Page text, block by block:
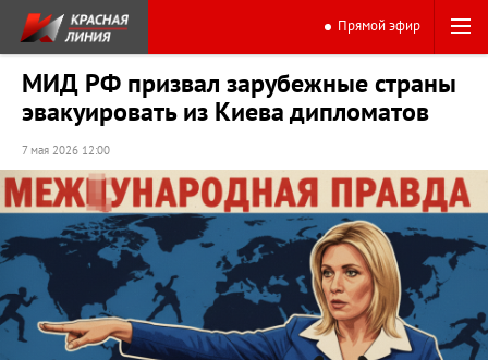
Прямой эфир
МИД РФ призвал зарубежные страны
эвакуировать из Киева дипломатов
7 мая 2026 12:00